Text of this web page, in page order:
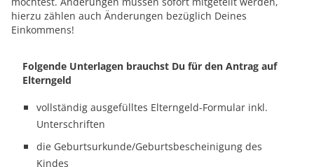
hierzu zählen auch Änderungen bezüglich Deines
Einkommens!
Folgende Unterlagen brauchst Du für den Antrag auf
Elterngeld
vollständig ausgefülltes Elterngeld-Formular inkl.
Unterschriften
die Geburtsurkunde/Geburtsbescheinigung des
Kindes